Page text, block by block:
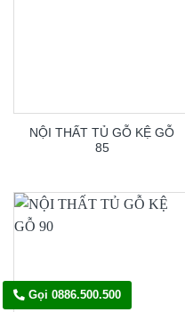
NỘI THẤT TỦ GỖ KỆ GỖ
85
Gọi 0886.500.500